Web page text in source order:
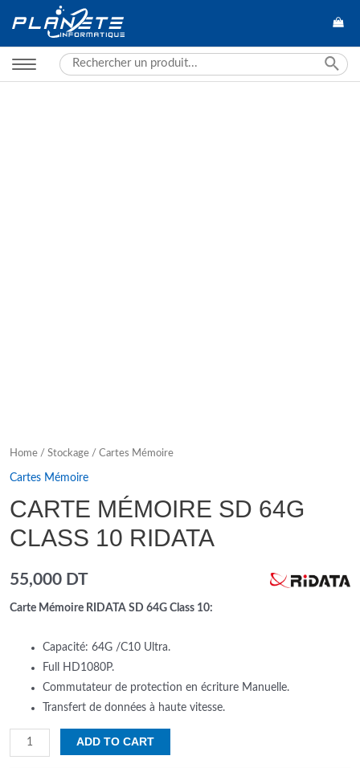
Search
for:
Home / Stockage / Cartes Mémoire
Cartes Mémoire
CARTE MÉMOIRE SD 64G
CLASS 10 RIDATA
55,000 DT
Carte Mémoire RIDATA SD 64G Class 10:
Capacité: 64G /C10 Ultra.
Full HD1080P.
Commutateur de protection en écriture Manuelle.
Transfert de données à haute vitesse.
Carte
Mémoire
ADD TO CART